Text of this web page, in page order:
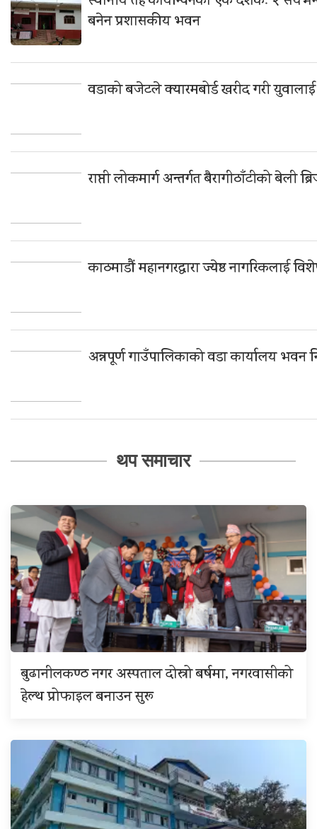
बनेन प्रशासकीय भवन
वडाको बजेटले क्यारमबोर्ड खरीद गरी
राप्ती लोकमार्ग अन्तर्गत बैरागीठाँटीको बेली
काठमाडौं महानगरद्वारा ज्येष्ठ नागरिकलाई
अन्नपूर्ण गाउँपालिकाको वडा कार्यालय भवन
थप समाचार
बुढानीलकण्ठ नगर अस्पताल दोस्रो बर्षमा, नगरवासीको
हेल्थ प्रोफाइल बनाउन सुरू